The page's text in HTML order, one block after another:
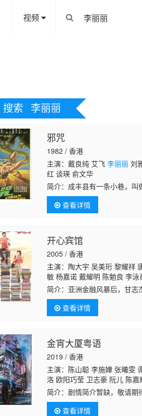
视频
搜索 李丽丽
邪咒
1982 / 香港
主演：戴良纯 艾飞李丽丽 刘
红 谈瑛 俞文华
简介： 成丰县有一条小巷，
首富，不幸在二十年前发生惨
家十三具尸体都扔在屋后
查看详情
开心宾馆
2005 / 香港
主演：陶大宇 吴美珩 黎耀祥
敏 杨嘉诺 戴耀明 陈勉良 李
婉仪 汤盈盈 黄智贤 苏丽明
洁莲 宁进 杨鸿俊 王殷廷 何
轩 陈姿颖 陈荣峻 王俊棠 高俊
简介： 亚洲金融风暴后，甘
死下地走，他们从头做起，
变，做惯了少奶奶的她
查看详情
金宵大厦粤语
2019 / 香港
主演：陈山聪 李施嬅 张曦雯
洛 欧阳巧莹 卫志豪 阮儿 陈
茵 黄文意 罗泳娴 吴嘉仪 范文
简介：剧情简介暂缺，敬请期
查看详情